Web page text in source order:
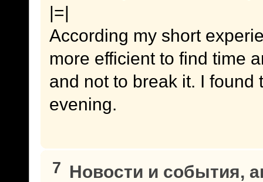
|=|
According my short
more efficient to find time
and not to break it. I found
evening.
7 Новости и события,